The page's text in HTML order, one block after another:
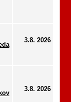
3.8. 2026
3.8. 2026